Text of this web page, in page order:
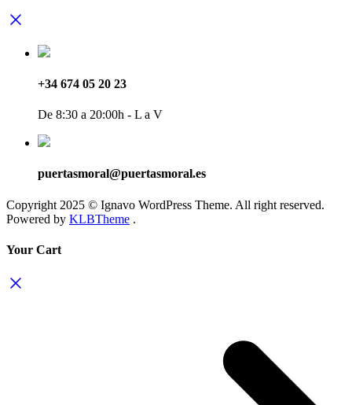
+34 674 05 20 23
De 8:30 a 20:00h - L a V
puertasmoral@puertasmoral.es
Copyright 2025 © Ignavo WordPress Theme. All right reserved.
Powered by KLBTheme .
Your Cart